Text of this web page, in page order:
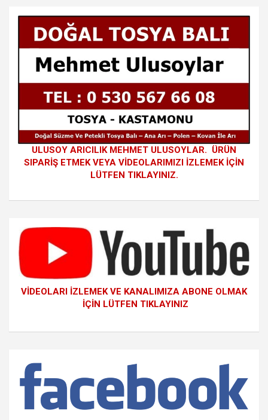
ULUSOY ARICILIK MEHMET ULUSOYLAR. ÜRÜN
SIPARİŞ ETMEK VEYA VİDEOLARIMIZI İZLEMEK İÇİN
LÜTFEN TIKLAYINIZ.
VİDEOLARI İZLEMEK VE KANALIMIZA ABONE OLMAK
İÇİN LÜTFEN TIKLAYINIZ